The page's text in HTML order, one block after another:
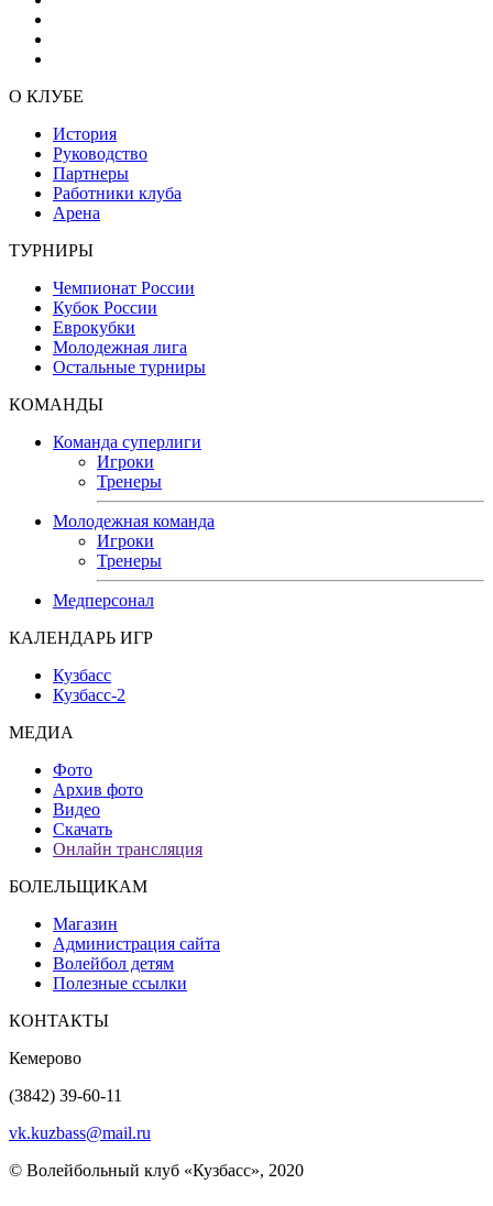
О КЛУБЕ
История
Руководство
Партнеры
Работники клуба
Арена
ТУРНИРЫ
Чемпионат России
Кубок России
Еврокубки
Молодежная лига
Остальные турниры
КОМАНДЫ
Команда суперлиги
Игроки
Тренеры
Молодежная команда
Игроки
Тренеры
Медперсонал
КАЛЕНДАРЬ ИГР
Кузбасс
Кузбасс-2
МЕДИА
Фото
Архив фото
Видео
Скачать
Онлайн трансляция
БОЛЕЛЬЩИКАМ
Магазин
Администрация сайта
Волейбол детям
Полезные ссылки
КОНТАКТЫ
Кемерово
(3842) 39-60-11
vk.kuzbass@mail.ru
© Волейбольный клуб «Кузбасс», 2020